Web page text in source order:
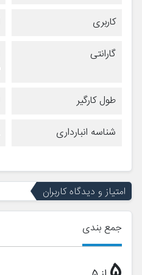
کاربری
گارانتی
طول کارگیر
شناسه انبارداری
امتیاز و دیدگاه کاربران
جمع بندی